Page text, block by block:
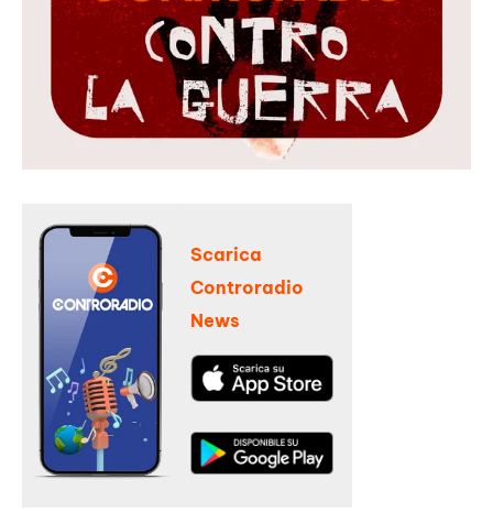
Scarica
Controradio
News